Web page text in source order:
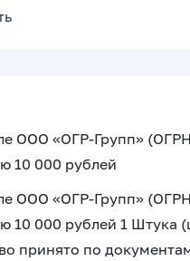
ООО «ОГР-Групп» (ОГРН
10 000 рублей
ООО «ОГР-Групп» (ОГРН
10 000 рублей 1 Штука
принято по